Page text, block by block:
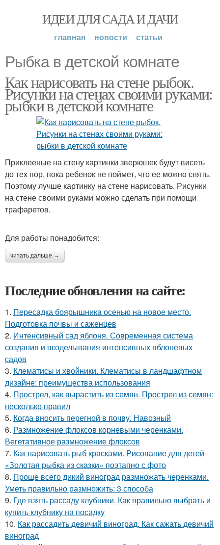
ИДЕИ ДЛЯ САДА И ДАЧИ
главная новости статьи
Рыбка в детской комнате
Как нарисовать на стене рыбок.
Рисунки на стенах своими руками:
рыбки в детской комнате
Приклееные на стену картинки зверюшек будут висеть
до тех пор, пока ребенок не поймет, что ее можно снять.
Поэтому лучше картинку на стене нарисовать. Рисунки
на стене своими руками можно сделать при помощи
трафаретов.
Для работы понадобится:
читать дальше →
Последние обновления на сайте:
1. Пересадка боярышника осенью на новое место.
Подготовка почвы и саженцев
2. Интенсивный сад яблоня. Современная система
создания и возделывания интенсивных яблоневых
садов
3. Клематисы и хвойники. Клематисы в ландшафтном
дизайне: преимущества использования
4. Прострел, как вырастить из семян. Прострел из семян:
несколько правил
5. Когда вносить перегной в почву. Навозный
6. Размножение флоксов корневыми черенками.
Вегетативное размножение флоксов
7. Как нарисовать рыб красками. Рисование для детей
«Золотая рыбка из сказки» поэтапно с фото
8. Проще всего дикий виноград размножать черенками.
Уметь правильно размножить: 3 способа
9. Где взять рассаду клубники. Как правильно выбрать и
купить клубнику на посадку
10. Как рассадить девичий виноград. Как сажать девичий
виноград